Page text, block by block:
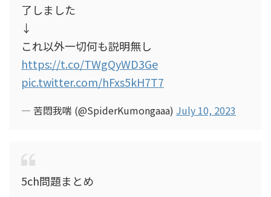
了しました
↓
これ以外一切何も説明無し
https://t.co/TWgQyWD3Ge
pic.twitter.com/hFxs5kH7T7
— 苦悶我喘 (@SpiderKumongaaa) July 10, 2023
5ch問題まとめ